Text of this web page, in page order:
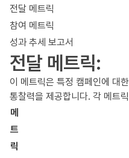
전달 메트릭
참여 메트릭
성과 추세 보고서
전달 메트릭:
이 메트릭은 특정 캠페인에 대
통찰력을 제공합니다. 각 메트
메
트
릭